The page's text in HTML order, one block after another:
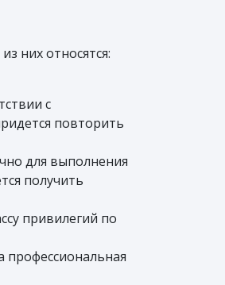
них относятся:
с
повторить
для выполнения
получить
привилегий по
профессиональная